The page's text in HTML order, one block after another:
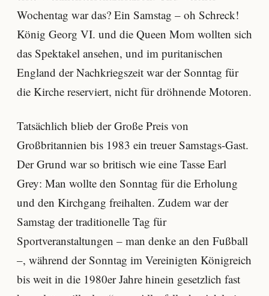
Wochentag war das? Ein Samstag – oh Schreck!
König Georg VI. und die Queen Mom wollten sich
das Spektakel ansehen, und im puritanischen
England der Nachkriegszeit war der Sonntag für
die Kirche reserviert, nicht für dröhnende Motoren.
Tatsächlich blieb der Große Preis von
Großbritannien bis 1983 ein treuer Samstags-Gast.
Der Grund war so britisch wie eine Tasse Earl
Grey: Man wollte den Sonntag für die Erholung
und den Kirchgang freihalten. Zudem war der
Samstag der traditionelle Tag für
Sportveranstaltungen – man denke an den Fußball
–, während der Sonntag im Vereinigten Königreich
bis weit in die 1980er Jahre hinein gesetzlich fast